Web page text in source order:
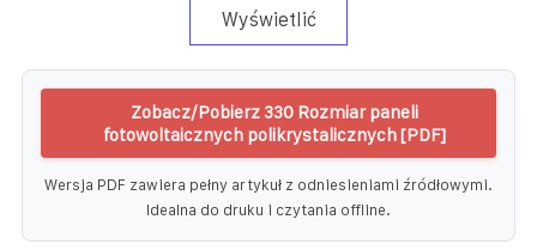
Wyświetlić
Zobacz/Pobierz 330 Rozmiar paneli
fotowoltaicznych polikrystalicznych [PDF]
Wersja PDF zawiera pełny artykuł z odniesieniami źródłowymi.
Idealna do druku i czytania offline.